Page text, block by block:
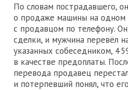
По словам пострадавшего,
о продаже машины на одном
с продавцом по телефону.
сделки, и мужчина перевёл
указанных собеседником, 4
в качестве предоплаты.
перевода продавец
и потерпевший понял, что